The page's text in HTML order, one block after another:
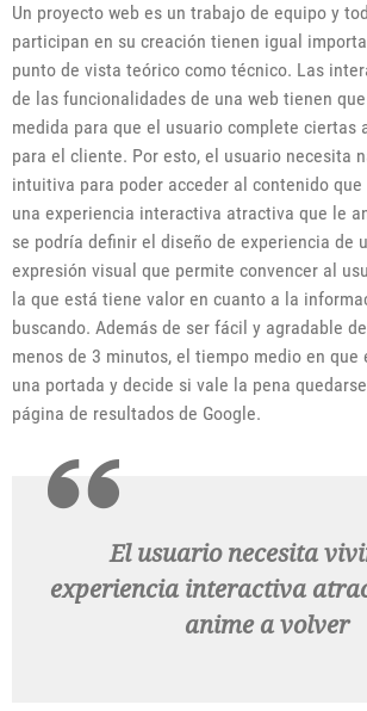
Un proyecto web es un trabajo de equipo y
participan en su creación tienen igual
punto de vista teórico como técnico. Las
de las funcionalidades de una web tienen
medida para que el usuario complete ciertas
para el cliente. Por esto, el usuario necesita
intuitiva para poder acceder al contenido
una experiencia interactiva atractiva que le
se podría definir el diseño de experiencia de
expresión visual que permite convencer al
la que está tiene valor en cuanto a la
buscando. Además de ser fácil y agradable
menos de 3 minutos, el tiempo medio en que
una portada y decide si vale la pena
página de resultados de Google.
El usuario necesita
experiencia interactiva
anime a volver